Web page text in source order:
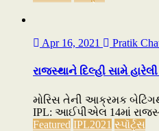
Apr 16, 2021 Pratik
રાજસ્થાને દિલ્હી સામે
મોરિસ તેની આક્રમક
IPL: આઈપીએલ 14માં
Featured IPL2021 સ્પૉર્ટ્સ